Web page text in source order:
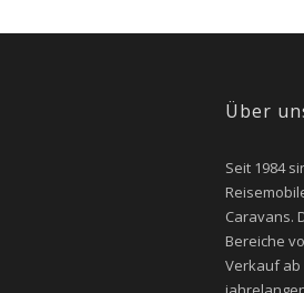
Über
Seit 1984
Caravans.
Bereiche
Verkauf